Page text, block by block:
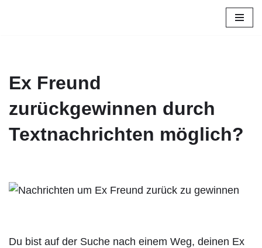
Ex Freund
zurückgewinnen durch
Textnachrichten möglich?
Du bist auf der Suche nach einem Weg, deinen Ex